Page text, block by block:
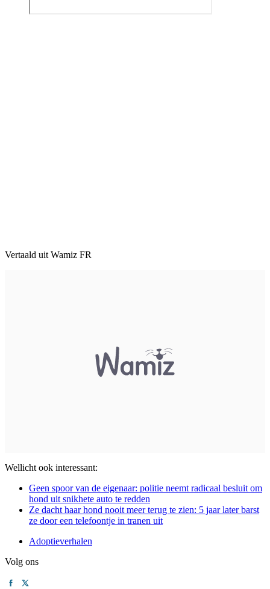
Vertaald uit Wamiz FR
Wellicht ook interessant:
Geen spoor van de eigenaar: politie neemt radicaal besluit om
hond uit snikhete auto te redden
Ze dacht haar hond nooit meer terug te zien: 5 jaar later barst
ze door een telefoontje in tranen uit
Adoptieverhalen
Volg ons